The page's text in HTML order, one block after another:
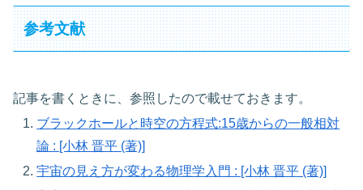
参考文献
記事を書くときに、参照したので載せておきます。
ブラックホールと時空の方程式:15歳からの一般相対
論 : [小林 晋平 (著)]
宇宙の見え方が変わる物理学入門 : [小林 晋平 (著)]